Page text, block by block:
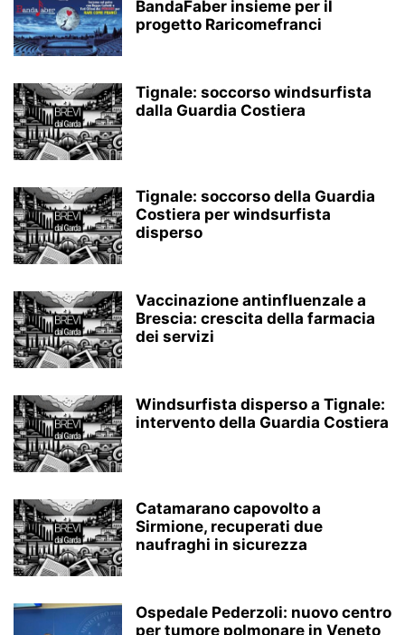
BandaFaber insieme per il
progetto Raricomefranci
Tignale: soccorso windsurfista
dalla Guardia Costiera
Tignale: soccorso della Guardia
Costiera per windsurfista
disperso
Vaccinazione antinfluenzale a
Brescia: crescita della farmacia
dei servizi
Windsurfista disperso a Tignale:
intervento della Guardia Costiera
Catamarano capovolto a
Sirmione, recuperati due
naufraghi in sicurezza
Ospedale Pederzoli: nuovo centro
per tumore polmonare in Veneto